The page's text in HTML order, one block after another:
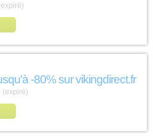
-80% sur vikingdirect.fr
(expiré)